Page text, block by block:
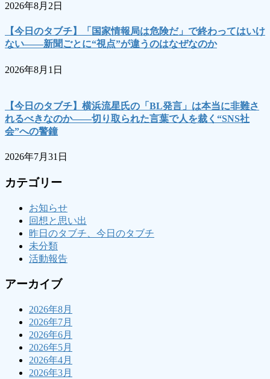
2026年8月2日
【今日のタブチ】「国家情報局は危険だ」で終わってはいけ
ない――新聞ごとに“視点”が違うのはなぜなのか
2026年8月1日
【今日のタブチ】横浜流星氏の「BL発言」は本当に非難さ
れるべきなのか――切り取られた言葉で人を裁く“SNS社
会”への警鐘
2026年7月31日
カテゴリー
お知らせ
回想と思い出
昨日のタブチ、今日のタブチ
未分類
活動報告
アーカイブ
2026年8月
2026年7月
2026年6月
2026年5月
2026年4月
2026年3月